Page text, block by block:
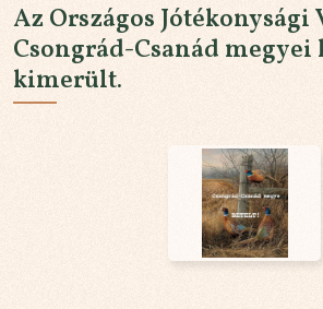
AZ ESEMÉNY
KAPCSOLAT
Az Országos Jótékonysági
Csongrád-Csanád megyei
kimerült.